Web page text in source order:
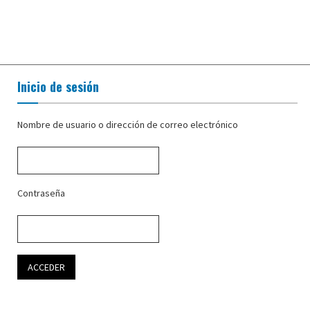
Inicio de sesión
Nombre de usuario o dirección de correo electrónico
Contraseña